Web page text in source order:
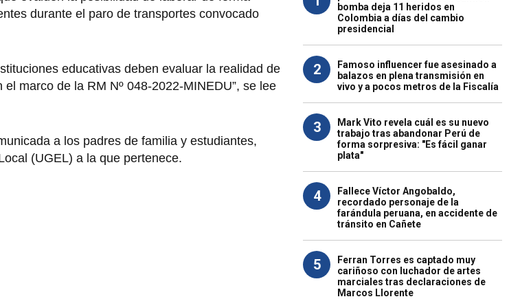
durante el paro de transportes convocado
educativas deben evaluar la realidad de
marco de la RM Nº 048-2022-MINEDU”, se lee
a los padres de familia y estudiantes,
(UGEL) a la que pertenece.
bomba deja 11 heridos en
Colombia a días del cambio
presidencial
2
Famoso influencer fue asesinado a
balazos en plena transmisión en
vivo y a pocos metros de la Fiscalía
3
Mark Vito revela cuál es su nuevo
trabajo tras abandonar Perú de
forma sorpresiva: "Es fácil ganar
plata"
4
Fallece Víctor Angobaldo,
recordado personaje de la
farándula peruana, en accidente de
tránsito en Cañete
5
Ferran Torres es captado muy
cariñoso con luchador de artes
marciales tras declaraciones de
Marcos Llorente